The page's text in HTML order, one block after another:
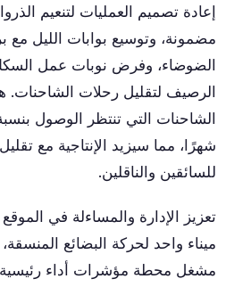
إعادة تصميم العمليات لتنعيم
مضمونة، وتوسيع بوابات الليل مع
الضوضاء، وفرض نوبات عمل
الرصيف لتقليل رحلات
شهرًا، مما سيزيد الإنتاجية مع
للسائقين والناقلين.
تعزيز الإدارة والمساءلة في
ميناء واحد لحركة البضائع
مشغل محطة مؤشرات أداء رئيسية